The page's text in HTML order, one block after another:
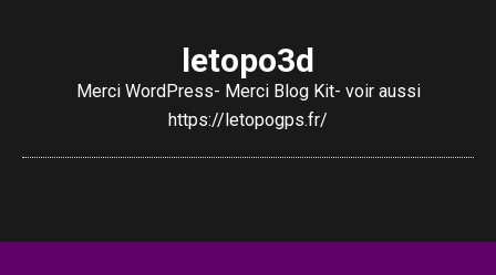
letopo3d
Merci WordPress- Merci Blog Kit- voir aussi
https://letopogps.fr/